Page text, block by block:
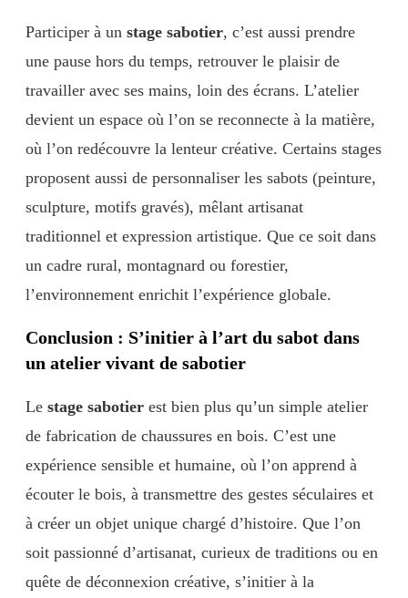
Participer à un stage sabotier, c’est aussi prendre
une pause hors du temps, retrouver le plaisir de
travailler avec ses mains, loin des écrans. L’atelier
devient un espace où l’on se reconnecte à la matière,
où l’on redécouvre la lenteur créative. Certains stages
proposent aussi de personnaliser les sabots (peinture,
sculpture, motifs gravés), mêlant artisanat
traditionnel et expression artistique. Que ce soit dans
un cadre rural, montagnard ou forestier,
l’environnement enrichit l’expérience globale.
Conclusion : S’initier à l’art du sabot dans
un atelier vivant de sabotier
Le stage sabotier est bien plus qu’un simple atelier
de fabrication de chaussures en bois. C’est une
expérience sensible et humaine, où l’on apprend à
écouter le bois, à transmettre des gestes séculaires et
à créer un objet unique chargé d’histoire. Que l’on
soit passionné d’artisanat, curieux de traditions ou en
quête de déconnexion créative, s’initier à la